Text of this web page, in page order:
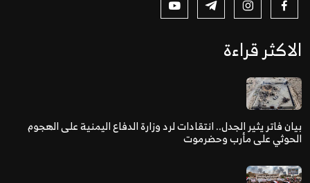
الاكثر قراءة
بيان فاتر يثير الجدل.. انتقادات لرد وزارة الدفاع اليمنية على الهجوم
الحوثي على مأرب وحضرموت